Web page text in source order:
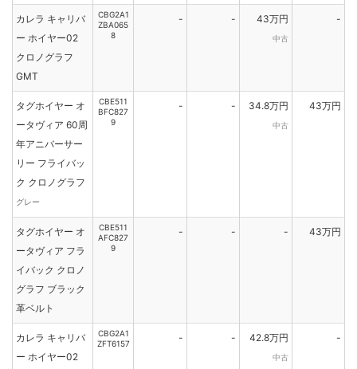
カレラ キャリバ
ー ホイヤー02
クロノグラフ
GMT
CBG2A1
ZBA065
8
- - 43万円
中古
-
タグホイヤー オ
ータヴィア 60周
年アニバーサー
リー フライバッ
ク クロノグラフ
グレー
CBE511
BFC827
9
- - 34.8万円
中古
43万円
タグホイヤー オ
ータヴィア フラ
イバック クロノ
グラフ ブラック
革ベルト
CBE511
AFC827
9
- - - 43万円
カレラ キャリバ
ー ホイヤー02
CBG2A1
ZFT6157
- - 42.8万円
中古
-